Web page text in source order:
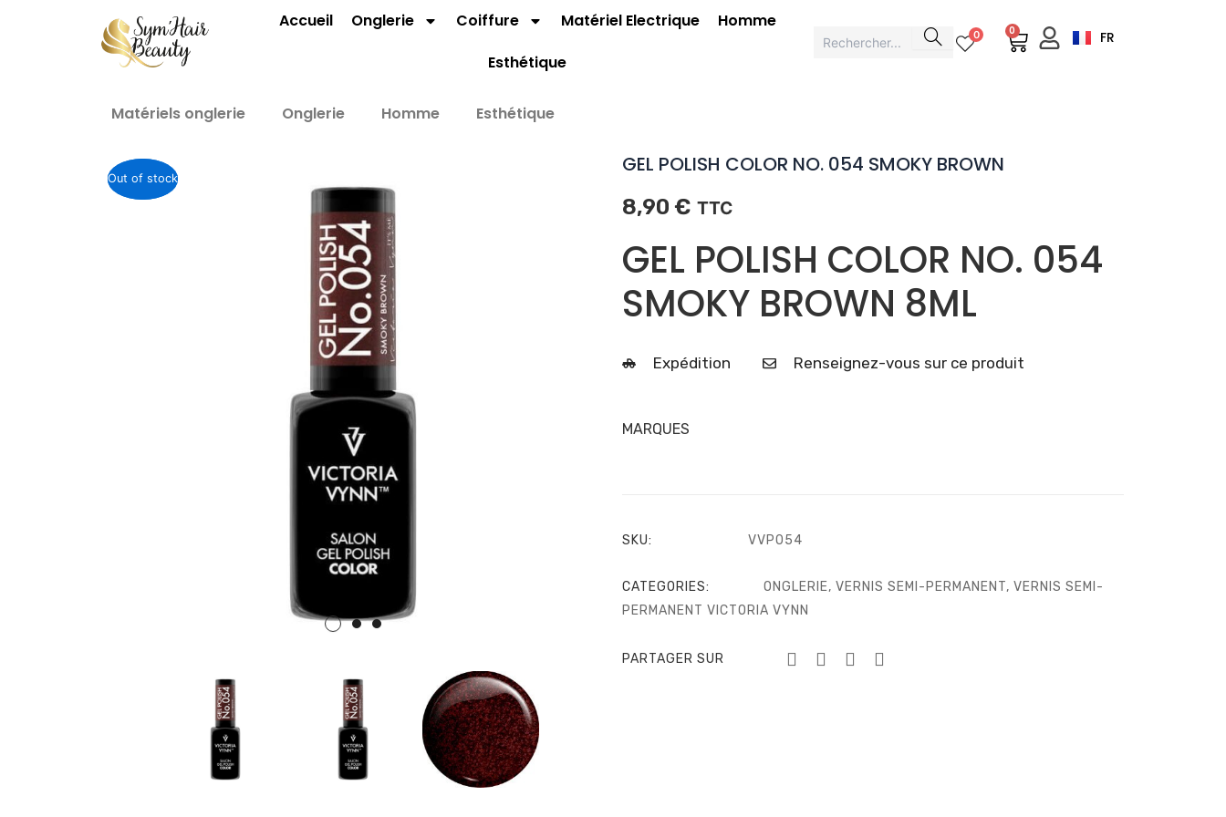
Accueil Onglerie Coiffure Matériel Electrique
Homme
Esthétique
0 0 Cart FR
Matériels onglerie Onglerie Homme Esthétique
Out of stock
Out of stock
GEL POLISH COLOR NO. 054 SMOKY BROWN
8,90 € TTC
GEL POLISH COLOR NO. 054
SMOKY BROWN 8ML
Expédition Renseignez-vous sur ce produit
MARQUES
SKU: VVP054
CATEGORIES: ONGLERIE, VERNIS SEMI-PERMANENT, VERNIS SEMI-
PERMANENT VICTORIA VYNN
PARTAGER SUR